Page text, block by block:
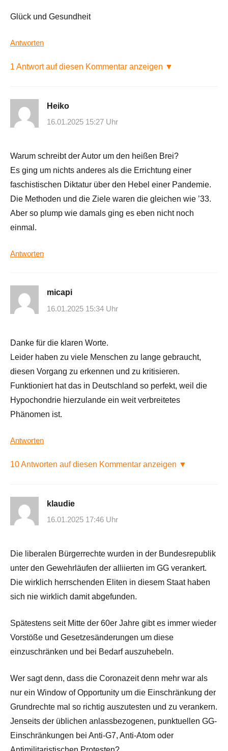
Glück und Gesundheit
Antworten
1 Antwort auf diesen Kommentar anzeigen ▼
Heiko
16.01.2025 15:27 Uhr
Warum schreibt der Autor um den heißen Brei?
Es ging um nichts anderes als die Errichtung einer
faschistischen Diktatur über den Hebel einer Pandemie.
Die Methoden und die Ziele waren die gleichen wie ’33.
Aber so plump wie damals ging es eben nicht noch
einmal.
Antworten
micapi
16.01.2025 15:34 Uhr
Danke für die klaren Worte.
Leider haben zu viele Menschen zu lange gebraucht,
diesen Vorgang zu erkennen und zu kritisieren.
Funktioniert hat das in Deutschland so perfekt, weil die
Hypochondrie hierzulande ein weit verbreitetes
Phänomen ist.
Antworten
10 Antworten auf diesen Kommentar anzeigen ▼
klaudie
16.01.2025 17:46 Uhr
Die liberalen Bürgerrechte wurden in der Bundesrepublik
unter den Gewehrläufen der alliierten im GG verankert.
Die wirklich herrschenden Eliten in diesem Staat haben
sich nie wirklich damit abgefunden.
Spätestens seit Mitte der 60er Jahre gibt es immer wieder
Vorstöße und Gesetzesänderungen um diese
einzuschränken und bei Bedarf auszuhebeln.
Wer sagt denn, dass die Coronazeit denn mehr war als
nur ein Window of Opportunity um die Einschränkung der
Grundrechte mal so richtig auszutesten und zu verankern.
Jenseits der üblichen anlassbezogenen, punktuellen GG-
Einschränkungen bei Anti-G7, Anti-Atom oder